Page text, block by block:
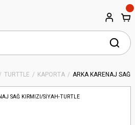
TURTTLE KAPORTA ARKA KARENAJ SAĞ